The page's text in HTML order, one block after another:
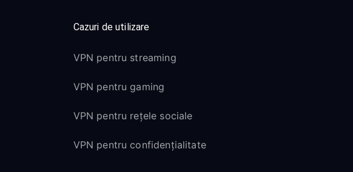
Cazuri de utilizare
VPN pentru streaming
VPN pentru gaming
VPN pentru rețele sociale
VPN pentru confidențialitate